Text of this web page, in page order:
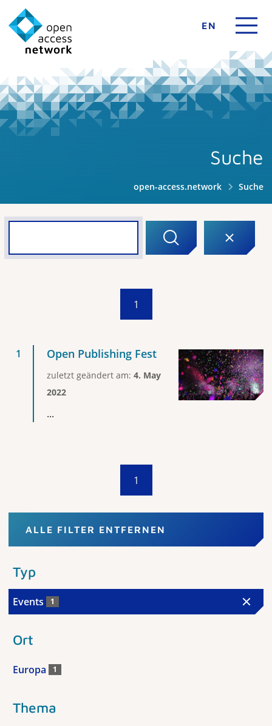
EN
Suche
open-access.network Suche
1
Open Publishing Fest
zuletzt geändert am: 4. May
2022
...
1
ALLE FILTER ENTFERNEN
Typ
Events 1
Ort
Europa 1
Thema